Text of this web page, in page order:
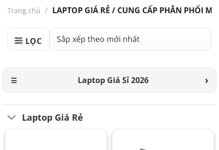
Trang chủ / LAPTOP GIÁ RẺ / CUNG CẤP PHÂN PHỐI
LỌC
Laptop Giá Sỉ 2026
Laptop Giá Rẻ